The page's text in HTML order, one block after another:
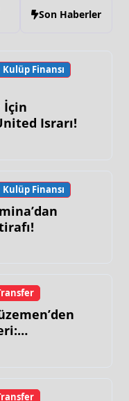
Son Haberler
Kulüp Finansı
İçin
Israrı!
Kulüp Finansı
Zirve